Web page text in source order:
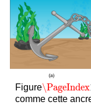
Figure\PageIndex
\PageIndex
comme cette